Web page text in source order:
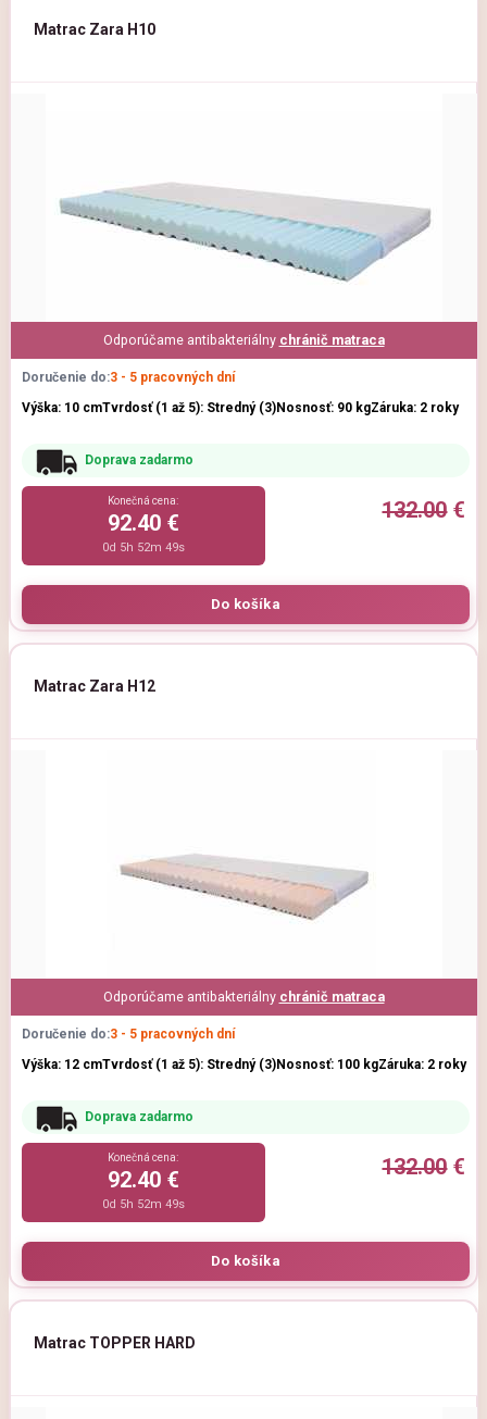
Matrac Zara H10
Odporúčame antibakteriálny chránič matraca
Doručenie do:3 - 5 pracovných dní
Výška: 10 cmTvrdosť (1 až 5): Stredný (3)Nosnosť: 90 kgZáruka: 2 roky
Doprava zadarmo
132.00€
Konečná cena:
92.40 €
0d 5h 52m 47s
Matrac Zara H12
Odporúčame antibakteriálny chránič matraca
Doručenie do:3 - 5 pracovných dní
Výška: 12 cmTvrdosť (1 až 5): Stredný (3)Nosnosť: 100 kgZáruka: 2 roky
Doprava zadarmo
132.00€
Konečná cena:
92.40 €
0d 5h 52m 47s
Matrac TOPPER HARD